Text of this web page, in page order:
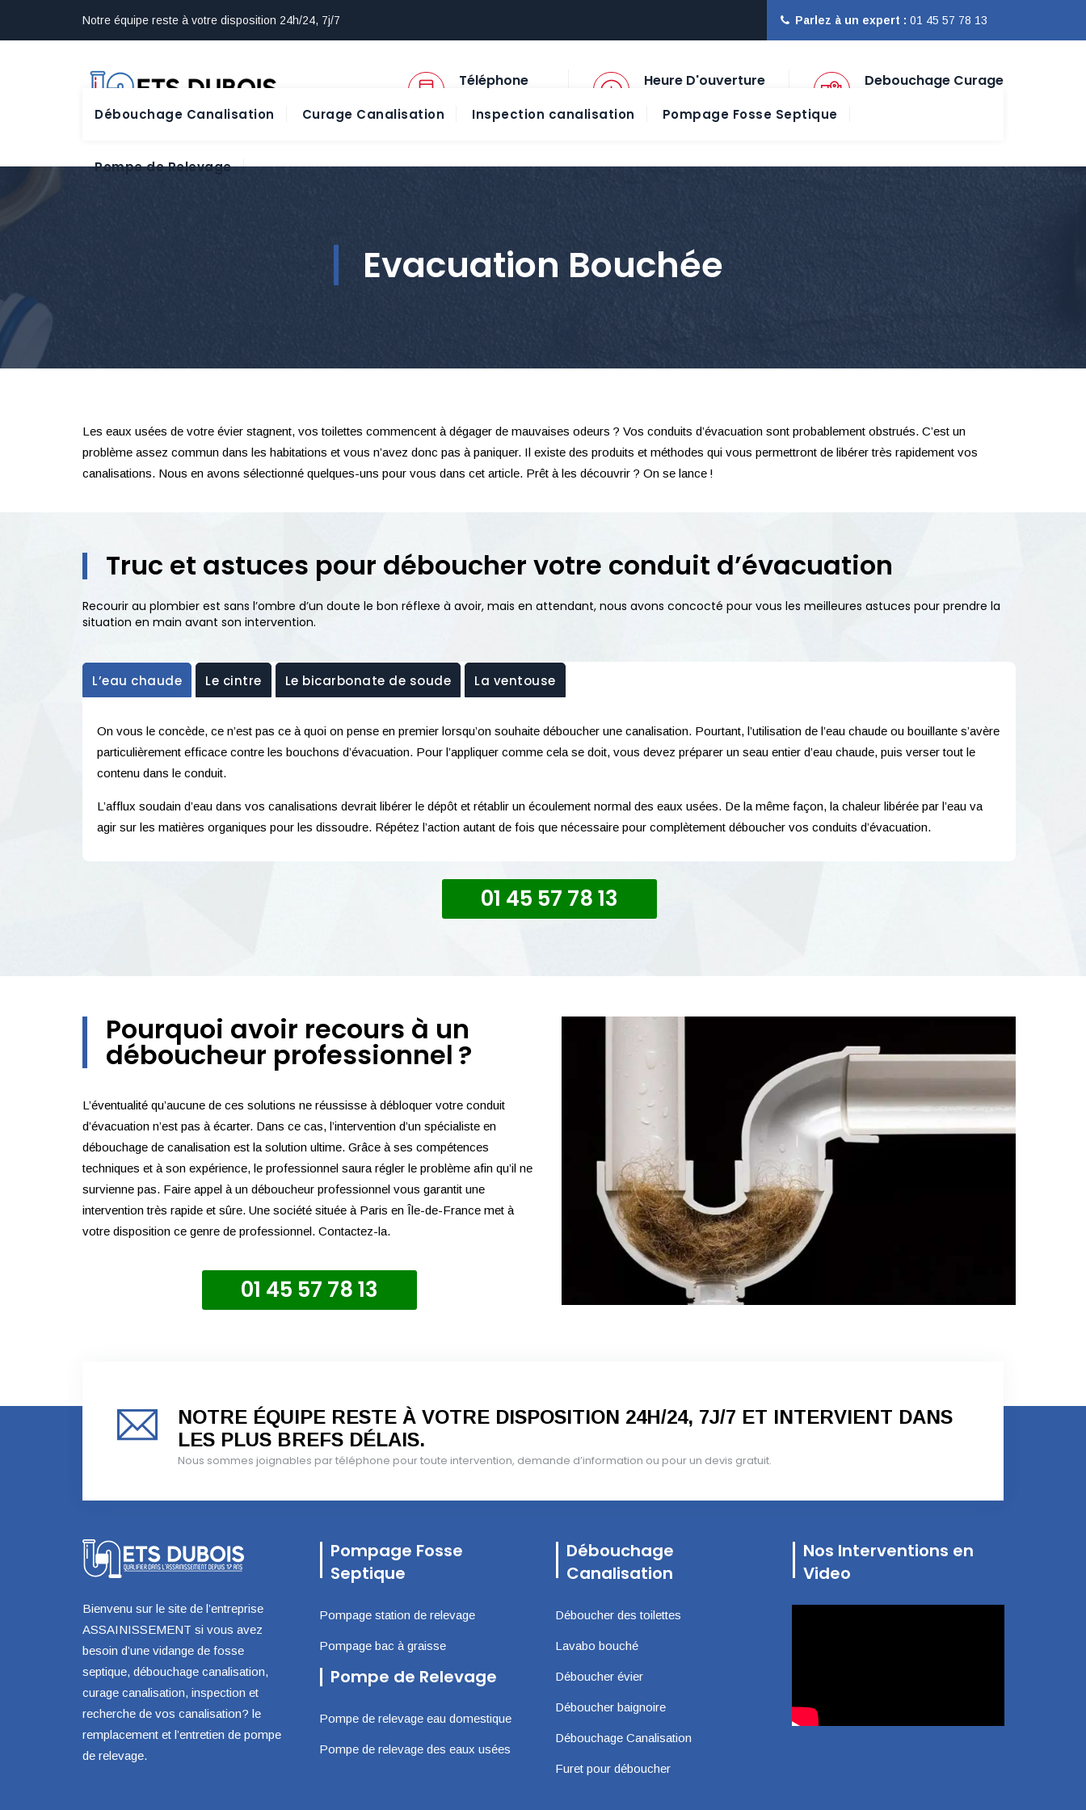
Notre équipe reste à votre disposition 24h/24, 7j/7 Parlez à un expert : 01 45 57 78 13
Téléphone Heure D'ouverture Debouchage Curage
Débouchage Canalisation Curage Canalisation Inspection canalisation Pompage Fosse Septique
Pompe de Relevage
Evacuation Bouchée
Les eaux usées de votre évier stagnent, vos toilettes commencent à dégager de mauvaises odeurs ? Vos conduits d’évacuation sont probablement obstrués. C’est un
problème assez commun dans les habitations et vous n’avez donc pas à paniquer. Il existe des produits et méthodes qui vous permettront de libérer très rapidement vos
canalisations. Nous en avons sélectionné quelques-uns pour vous dans cet article. Prêt à les découvrir ? On se lance !
Truc et astuces pour déboucher votre conduit d’évacuation
Recourir au plombier est sans l’ombre d’un doute le bon réflexe à avoir, mais en attendant, nous avons concocté pour vous les meilleures astuces pour prendre la
situation en main avant son intervention.
L’eau chaude Le cintre Le bicarbonate de soude La ventouse
On vous le concède, ce n’est pas ce à quoi on pense en premier lorsqu’on souhaite déboucher une canalisation. Pourtant, l’utilisation de l’eau chaude ou bouillante s’avère
particulièrement efficace contre les bouchons d’évacuation. Pour l’appliquer comme cela se doit, vous devez préparer un seau entier d’eau chaude, puis verser tout le
contenu dans le conduit.
L’afflux soudain d’eau dans vos canalisations devrait libérer le dépôt et rétablir un écoulement normal des eaux usées. De la même façon, la chaleur libérée par l’eau va
agir sur les matières organiques pour les dissoudre. Répétez l’action autant de fois que nécessaire pour complètement déboucher vos conduits d’évacuation.
01 45 57 78 13
Pourquoi avoir recours à un
déboucheur professionnel ?
L’éventualité qu’aucune de ces solutions ne réussisse à débloquer votre conduit
d’évacuation n’est pas à écarter. Dans ce cas, l’intervention d’un spécialiste en
débouchage de canalisation est la solution ultime. Grâce à ses compétences
techniques et à son expérience, le professionnel saura régler le problème afin qu’il ne
survienne pas. Faire appel à un déboucheur professionnel vous garantit une
intervention très rapide et sûre. Une société située à Paris en Île-de-France met à
votre disposition ce genre de professionnel. Contactez-la.
01 45 57 78 13
NOTRE ÉQUIPE RESTE À VOTRE DISPOSITION 24H/24, 7J/7 ET INTERVIENT DANS
LES PLUS BREFS DÉLAIS.
Nous sommes joignables par téléphone pour toute intervention, demande d’information ou pour un devis gratuit.
Bienvenu sur le site de l’entreprise
ASSAINISSEMENT si vous avez
besoin d’une vidange de fosse
septique, débouchage canalisation,
curage canalisation, inspection et
recherche de vos canalisation? le
remplacement et l’entretien de pompe
de relevage.
Pompage Fosse
Septique
Pompage station de relevage
Pompage bac à graisse
Pompe de Relevage
Pompe de relevage eau domestique
Pompe de relevage des eaux usées
Débouchage
Canalisation
Déboucher des toilettes
Lavabo bouché
Déboucher évier
Déboucher baignoire
Débouchage Canalisation
Furet pour déboucher
Nos Interventions en
Video